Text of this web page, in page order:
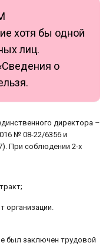
хотя бы одной
лиц.
о
директора –
№ 08-22/6356 и
При соблюдении 2-х
организации.
был заключен трудовой